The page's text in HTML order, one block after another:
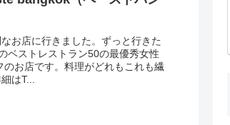
お店に行きました。ずっと行きた
ベストレストラン50の最優秀女性
お店です。料理がどれもこれも繊
はT...